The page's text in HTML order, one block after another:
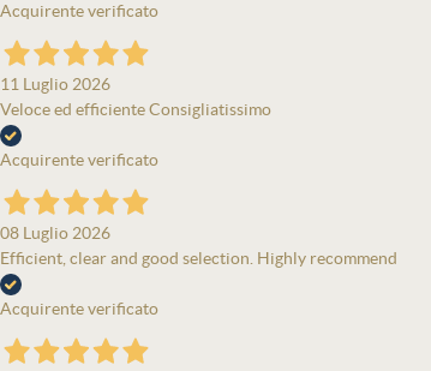
Acquirente verificato
11 Luglio 2026
Veloce ed efficiente Consigliatissimo
Acquirente verificato
08 Luglio 2026
Efficient, clear and good selection. Highly recommend
Acquirente verificato